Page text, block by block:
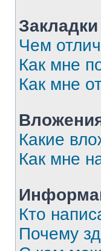
Чем
Как мне
Как мне
Какие
Как мне
Кто
Почему